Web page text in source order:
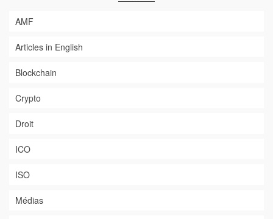
AMF
Articles in English
Blockchain
Crypto
Droit
ICO
ISO
Médias